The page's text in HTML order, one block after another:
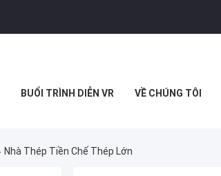
BUỔI TRÌNH DIỄN VR VỀ CHÚNG TÔI
Nhà Thép Tiền Chế Thép Lớn